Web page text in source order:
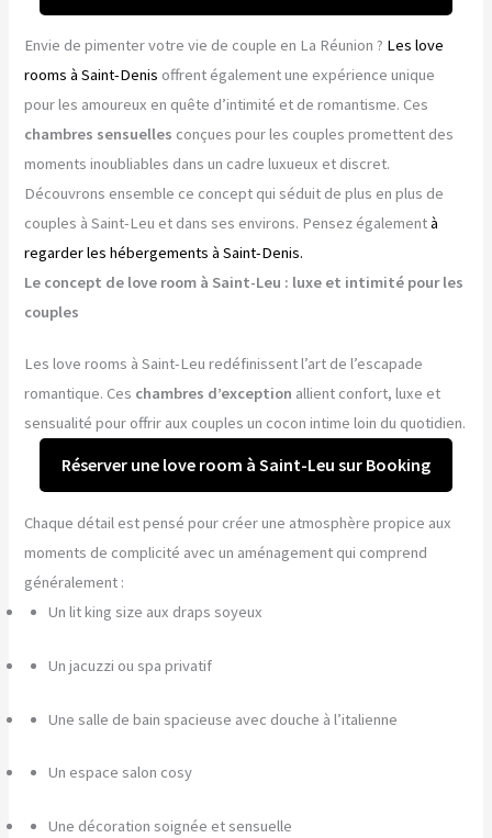
Envie de pimenter votre vie de couple en La Réunion ? Les love
rooms à Saint-Denis offrent également une expérience unique
pour les amoureux en quête d’intimité et de romantisme. Ces
chambres sensuelles conçues pour les couples promettent des
moments inoubliables dans un cadre luxueux et discret.
Découvrons ensemble ce concept qui séduit de plus en plus de
couples à Saint-Leu et dans ses environs. Pensez égalementà
regarder les hébergements à Saint-Denis.
Le concept de love room à Saint-Leu : luxe et intimité pour les
couples
Les love rooms à Saint-Leu redéfinissent l’art de l’escapade
romantique. Ces chambres d’exception allient confort, luxe et
sensualité pour offrir aux couples un cocon intime loin du quotidien.
Réserver une love room à Saint-Leu sur Booking
Chaque détail est pensé pour créer une atmosphère propice aux
moments de complicité avec un aménagement qui comprend
généralement :
Un lit king size aux draps soyeux
Un jacuzzi ou spa privatif
Une salle de bain spacieuse avec douche à l’italienne
Un espace salon cosy
Une décoration soignée et sensuelle